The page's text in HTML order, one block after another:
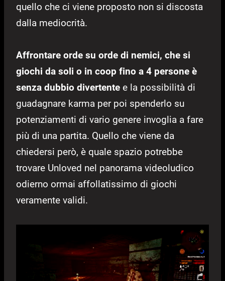
quello che ci viene proposto non si discosta
dalla mediocrità.
Affrontare orde su orde di nemici, che si
giochi da soli o in coop fino a 4 persone è
senza dubbio divertente e la possibilità di
guadagnare karma per poi spenderlo su
potenziamenti di vario genere invoglia a fare
più di una partita. Quello che viene da
chiedersi però, è quale spazio potrebbe
trovare Unloved nel panorama videoludico
odierno ormai affollatissimo di giochi
veramente validi.